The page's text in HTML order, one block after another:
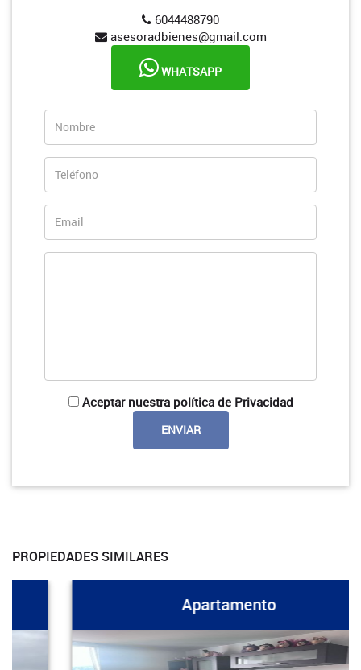
6044488790
asesoradbienes@gmail.com
WHATSAPP
Aceptar nuestra política de Privacidad
PROPIEDADES SIMILARES
Apartamento